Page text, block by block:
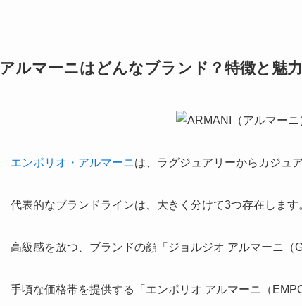
アルマーニはどんなブランド？特徴と魅
エンポリオ・アルマーニは、ラグジュアリーからカジュ
代表的なブランドラインは、大きく分けて3つ存在します
高級感を放つ、ブランドの顔「ジョルジオ アルマーニ（
手頃な価格帯を提供する「エンポリオ アルマーニ（